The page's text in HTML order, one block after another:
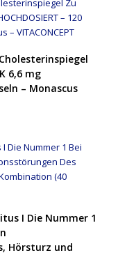
6,6 mg
– Monascus
I Die Nummer 1
Hörsturz und